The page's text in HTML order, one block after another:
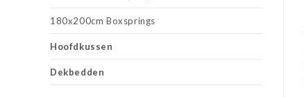
180x200cm Boxsprings
Hoofdkussen
Dekbedden